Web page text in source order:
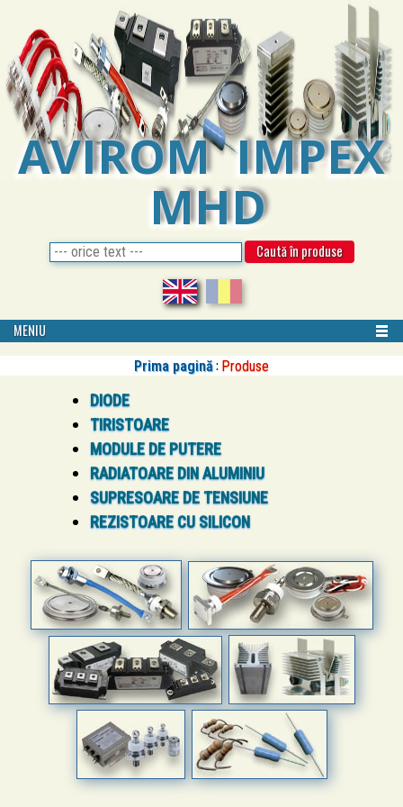
AVIROM IMPEX
MHD
MENIU
Prima pagină: Produse
DIODE
TIRISTOARE
MODULE DE PUTERE
RADIATOARE DIN ALUMINIU
SUPRESOARE DE TENSIUNE
REZISTOARE CU SILICON